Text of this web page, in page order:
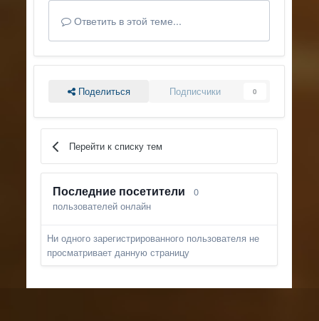
Ответить в этой теме...
Поделиться Подписчики 0
Перейти к списку тем
Последние посетители0
пользователей онлайн
Ни одного зарегистрированного пользователя не
просматривает данную страницу